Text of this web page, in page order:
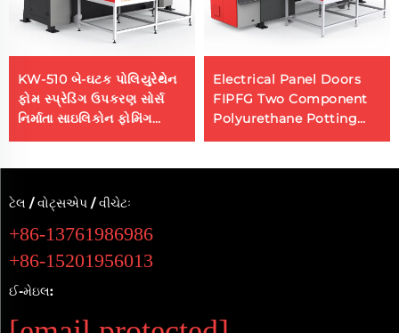
KW-510 બે-ઘટક પોલિયુરેથેન
ફોમ સ્પ્રેડિંગ ઉપકરણ સોર્સ
નિર્માતા સાઇલિકોન ફોમિંગ
મશીન
Electrical Panel Doors
FIPFG Two Component
Polyurethane Potting
Machine
ટેલ / વોટ્સએપ / વીચેટઃ
+86-13761986986
+86-15201956013
ઈ-મેઇલ: